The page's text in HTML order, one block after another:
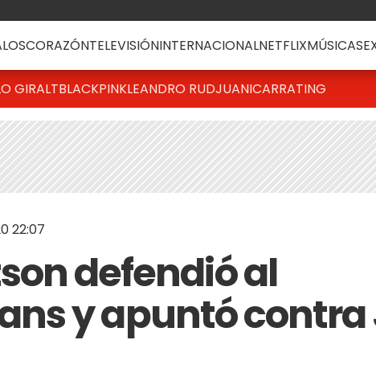
CORAZÓNTELEVISIÓNINTERNACIONALNETFLIXMÚSICA
GIRALTBLACKPINKLEANDRO RUDJUANICARRATING
22:07
defendió al
y apuntó contra